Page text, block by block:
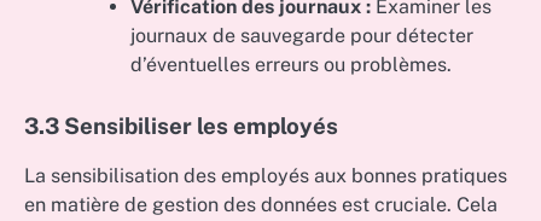
Vérification des journaux : Examiner les
journaux de sauvegarde pour détecter
d’éventuelles erreurs ou problèmes.
3.3 Sensibiliser les employés
La sensibilisation des employés aux bonnes pratiques
en matière de gestion des données est cruciale. Cela